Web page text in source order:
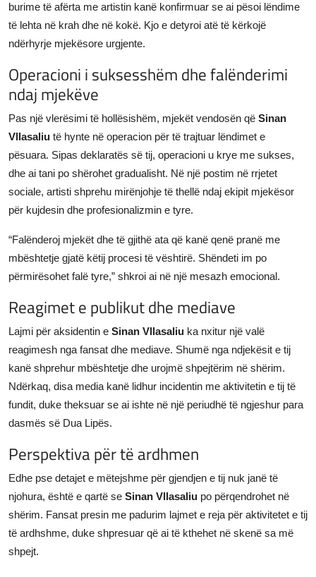
burime të afërta me artistin kanë konfirmuar se ai pësoi lëndime
të lehta në krah dhe në kokë. Kjo e detyroi atë të kërkojë
ndërhyrje mjekësore urgjente.
Operacioni i suksesshëm dhe falënderimi
ndaj mjekëve
Pas një vlerësimi të hollësishëm, mjekët vendosën që Sinan
Vllasaliu të hynte në operacion për të trajtuar lëndimet e
pësuara. Sipas deklaratës së tij, operacioni u krye me sukses,
dhe ai tani po shërohet gradualisht. Në një postim në rrjetet
sociale, artisti shprehu mirënjohje të thellë ndaj ekipit mjekësor
për kujdesin dhe profesionalizmin e tyre.
“Falënderoj mjekët dhe të gjithë ata që kanë qenë pranë me
mbështetje gjatë këtij procesi të vështirë. Shëndeti im po
përmirësohet falë tyre,” shkroi ai në një mesazh emocional.
Reagimet e publikut dhe mediave
Lajmi për aksidentin e Sinan Vllasaliu ka nxitur një valë
reagimesh nga fansat dhe mediave. Shumë nga ndjekësit e tij
kanë shprehur mbështetje dhe urojmë shpejtërim në shërim.
Ndërkaq, disa media kanë lidhur incidentin me aktivitetin e tij të
fundit, duke theksuar se ai ishte në një periudhë të ngjeshur para
dasmës së Dua Lipës.
Perspektiva për të ardhmen
Edhe pse detajet e mëtejshme për gjendjen e tij nuk janë të
njohura, është e qartë se Sinan Vllasaliu po përqendrohet në
shërim. Fansat presin me padurim lajmet e reja për aktivitetet e tij
të ardhshme, duke shpresuar që ai të kthehet në skenë sa më
shpejt.